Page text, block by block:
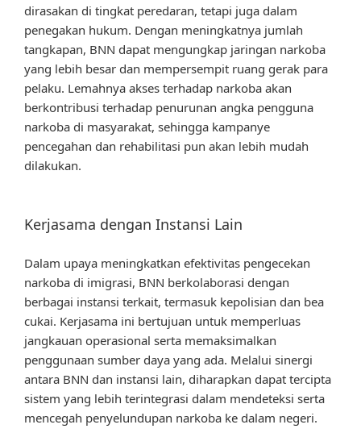
dirasakan di tingkat peredaran, tetapi juga dalam
penegakan hukum. Dengan meningkatnya jumlah
tangkapan, BNN dapat mengungkap jaringan narkoba
yang lebih besar dan mempersempit ruang gerak para
pelaku. Lemahnya akses terhadap narkoba akan
berkontribusi terhadap penurunan angka pengguna
narkoba di masyarakat, sehingga kampanye
pencegahan dan rehabilitasi pun akan lebih mudah
dilakukan.
Kerjasama dengan Instansi Lain
Dalam upaya meningkatkan efektivitas pengecekan
narkoba di imigrasi, BNN berkolaborasi dengan
berbagai instansi terkait, termasuk kepolisian dan bea
cukai. Kerjasama ini bertujuan untuk memperluas
jangkauan operasional serta memaksimalkan
penggunaan sumber daya yang ada. Melalui sinergi
antara BNN dan instansi lain, diharapkan dapat tercipta
sistem yang lebih terintegrasi dalam mendeteksi serta
mencegah penyelundupan narkoba ke dalam negeri.